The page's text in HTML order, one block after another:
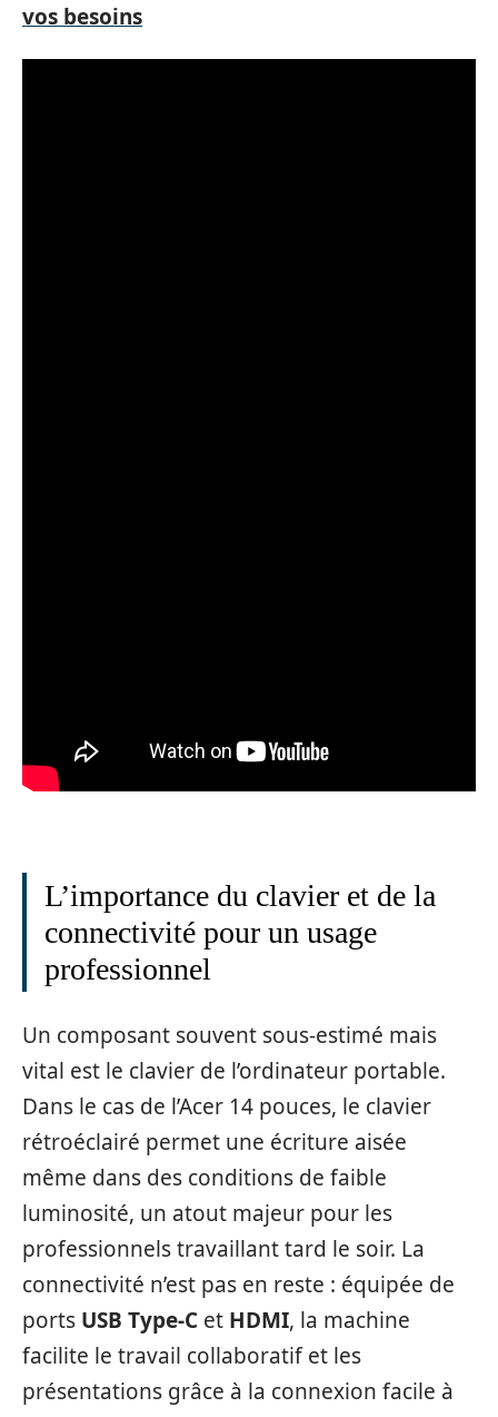
vos besoins
L’importance du clavier et de la
connectivité pour un usage
professionnel
Un composant souvent sous-estimé mais
vital est le clavier de l’ordinateur portable.
Dans le cas de l’Acer 14 pouces, le clavier
rétroéclairé permet une écriture aisée
même dans des conditions de faible
luminosité, un atout majeur pour les
professionnels travaillant tard le soir. La
connectivité n’est pas en reste : équipée de
ports USB Type-C et HDMI, la machine
facilite le travail collaboratif et les
présentations grâce à la connexion facile à